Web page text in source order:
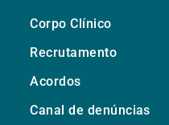
Corpo Clínico
Recrutamento
Acordos
Canal de denúncias